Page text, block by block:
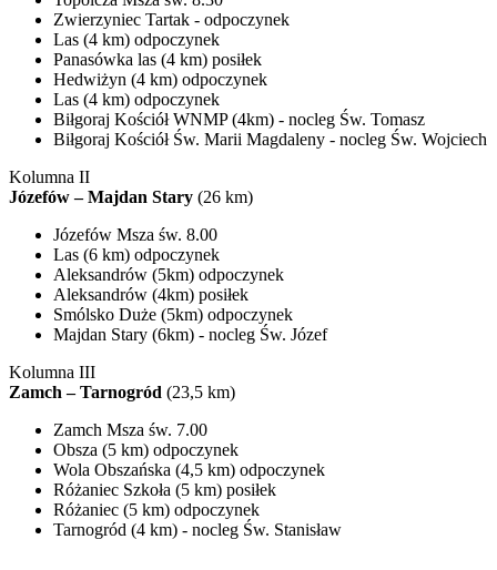
Zwierzyniec Tartak - odpoczynek
Las (4 km) odpoczynek
Panasówka las (4 km) posiłek
Hedwiżyn (4 km) odpoczynek
Las (4 km) odpoczynek
Biłgoraj Kościół WNMP (4km) - nocleg Św. Tomasz
Biłgoraj Kościół Św. Marii Magdaleny - nocleg Św. Wojciech
Kolumna II
Józefów – Majdan Stary (26 km)
Józefów Msza św. 8.00
Las (6 km) odpoczynek
Aleksandrów (5km) odpoczynek
Aleksandrów (4km) posiłek
Smólsko Duże (5km) odpoczynek
Majdan Stary (6km) - nocleg Św. Józef
Kolumna III
Zamch – Tarnogród (23,5 km)
Zamch Msza św. 7.00
Obsza (5 km) odpoczynek
Wola Obszańska (4,5 km) odpoczynek
Różaniec Szkoła (5 km) posiłek
Różaniec (5 km) odpoczynek
Tarnogród (4 km) - nocleg Św. Stanisław